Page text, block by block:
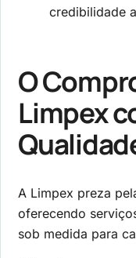
credibilidade
O
Limpex
A Limpex preza
oferecendo
sob medida para